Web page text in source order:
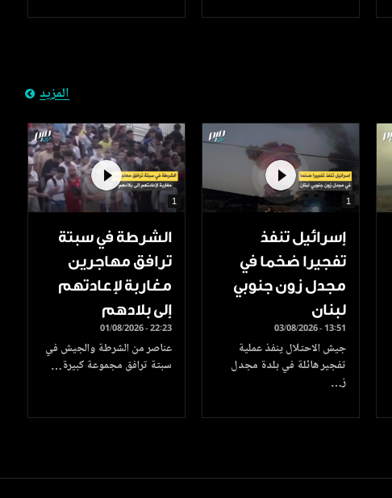
المزيد
1
إسرائيل تنفذ
تفجيرا ضخما في
مجدل زون جنوبي
لبنان
03/08/2026 - 13:51
جيش الاحتلال ينفذ عملية
تفجير هائلة في بلدة مجدل
ز…
1
الشرطة في سبتة
ترافق مهاجرين
مغاربة لإعادتهم
إلى بلادهم
01/08/2026 - 22:23
عناصر من الشرطة والجيش في
سبتة ترافق مجموعة كبيرة…